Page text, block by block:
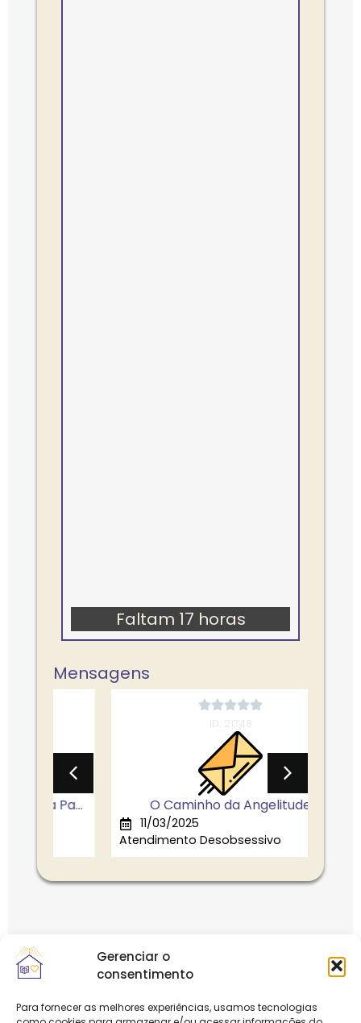
Gerenciar o
consentimento
Para fornecer as melhores experiências, usamos tecnologias
Faltam 17 horas
Mensagens
O Caminho da Angelitude
11/03/2025
Atendimento Desobsessivo
Notícias